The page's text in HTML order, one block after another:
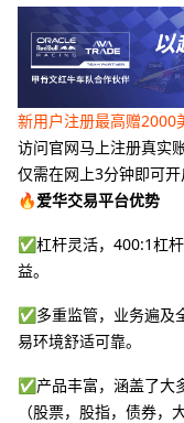
新用户注册最高赠2000
访问官网马上注册真实
仅需在网上3分钟即可开
🔥爱华交易平台优势
✅杠杆灵活，400:1杠
益。
✅多重监管，业务遍及
易环境舒适可靠。
✅产品丰富，涵盖了大
（股票，股指，债券